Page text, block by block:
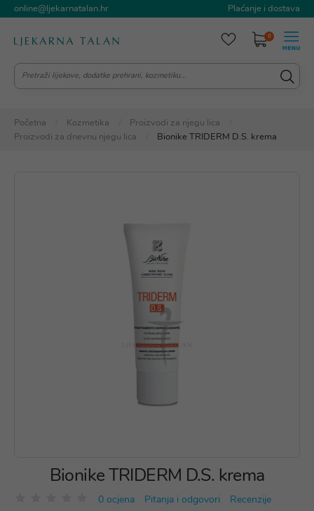
online@ljekarnatalan.hr Plaćanje i dostava
0
Početna Kozmetika
Proizvodi za njegu lica
Proizvodi za dnevnu njegu lica
Bionike TRIDERM D.S. krema
Bionike TRIDERM D.S. krema
0 ocjena Pitanja i odgovori Recenzije